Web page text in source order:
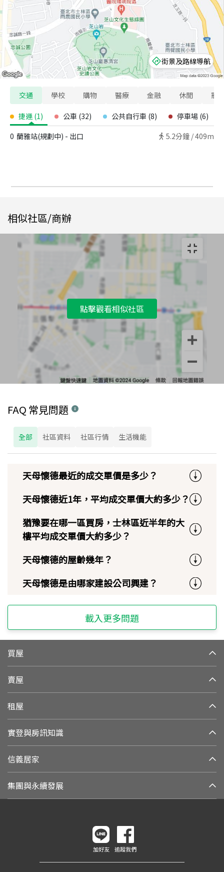
街景及路線導航
交通 學校 購物 醫療 金融 休閒 寵
捷運 (1) 公車 (32) 公共自行車 (8) 停車場 (6)
0 蘭雅站(規劃中) - 出口 5.2分鐘 /409m
相似社區/商辦
點擊觀看相似社區
FAQ 常見問題
全部 社區資料 社區行情 生活機能
天母懷德最近的成交單價是多少？
天母懷德近1年，平均成交單價大約多少？
猶豫要在哪一區買房，士林區近半年的大
樓平均成交單價大約多少？
天母懷德的屋齡幾年？
天母懷德是由哪家建設公司興建？
載入更多問題
買屋
賣屋
租屋
實登與房訊知識
信義居家
集團與永續發展
加好友 追蹤我們